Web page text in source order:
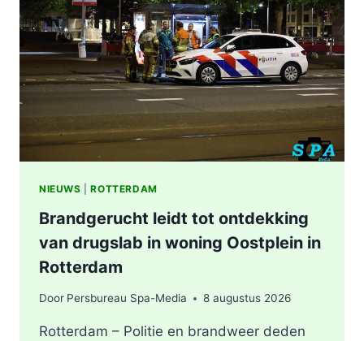
NIEUWS |ROTTERDAM
Brandgerucht leidt tot ontdekking
van drugslab in woning Oostplein in
Rotterdam
Door Persbureau Spa-Media 8 augustus 2026
Rotterdam – Politie en brandweer deden